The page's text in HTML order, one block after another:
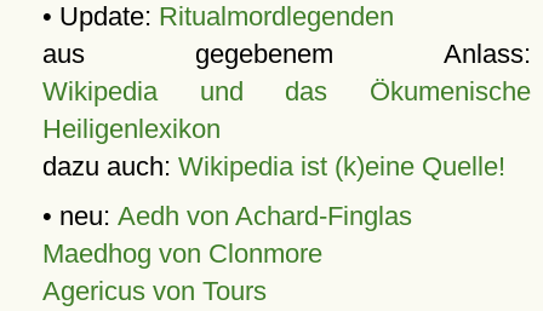
• Update: Ritualmordlegenden
aus gegebenem Anlass:
Wikipedia und das Ökumenische
Heiligenlexikon
dazu auch: Wikipedia ist (k)eine Quelle!
• neu: Aedh von Achard-Finglas
Maedhog von Clonmore
Agericus von Tours